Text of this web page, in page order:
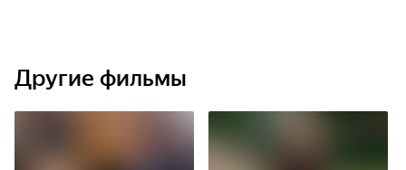
Другие фильмы